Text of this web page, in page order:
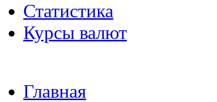
Статистика
Курсы валют
Главная